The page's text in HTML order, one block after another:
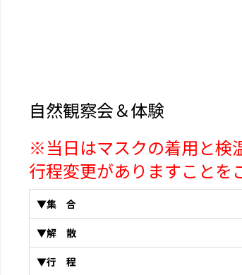
自然観察会＆体験
※当日はマスクの着用と検
行程変更がありますことを
▼集 合
▼解 散
▼行 程